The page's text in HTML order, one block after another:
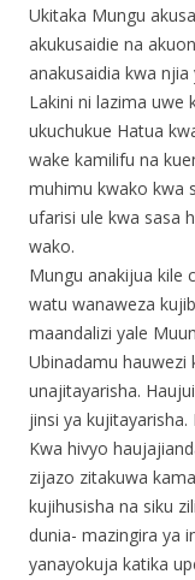
Ukitaka Mungu
akukusaidie na
anakusaidia kwa
Lakini ni lazima uwe
ukuchukue Hatua
wake kamilifu na
muhimu kwako kwa
ufarisi ule kwa sasa
wako.
Mungu anakijua kile
watu wanaweza
maandalizi yale
Ubinadamu hauwezi
unajitayarisha.
jinsi ya
Kwa hivyo
zijazo zitakuwa
kujihusisha na siku
dunia- mazingira ya
yanayokuja katika